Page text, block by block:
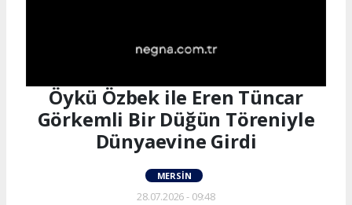
Öykü Özbek ile Eren Tüncar
Görkemli Bir Düğün Töreniyle
Dünyaevine Girdi
MERSIN
28.07.2026 - 09:48